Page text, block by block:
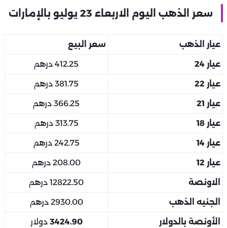
سعر الذهب اليوم الاربعاء 23 يوليو بالإمارات
عيار الذهب سعر البيع
عيار 24 412.25 درهم
عيار 22 381.75 درهم
عيار 21 366.25 درهم
عيار 18 313.75 درهم
عيار 14 242.75 درهم
عيار 12 208.00 درهم
الاونصة 12822.50 درهم
الجنيه الذهب 2930.00 درهم
الأونصة بالدولار 3424.90 دولار